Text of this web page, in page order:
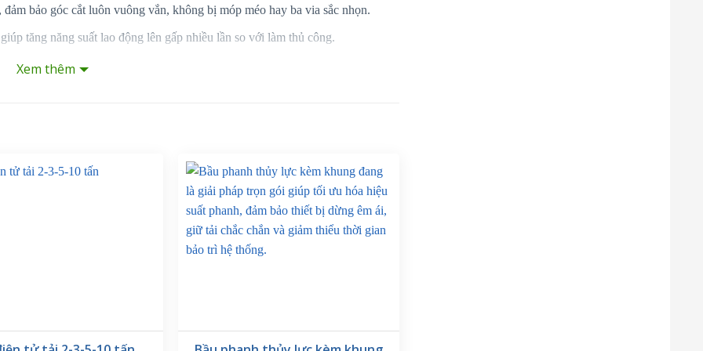
bảo góc cắt luôn vuông vắn, không bị móp méo hay ba via sắc nhọn.
tăng năng suất lao động lên gấp nhiều lần so với làm thủ công.
dầu nên không gây tiếng ồn lớn và hoàn toàn không phát sinh bụi kim loại
Giá (VNĐ)
9,830,000
Xem thêm